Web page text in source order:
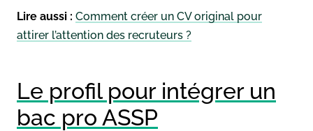
Lire aussi : Comment créer un CV original pour
attirer l’attention des recruteurs ?
Le profil pour intégrer un
bac pro ASSP